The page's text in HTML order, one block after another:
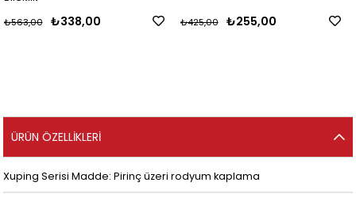
₺338,00
₺563,00 ₺255,00
₺425,00
ÜRÜN ÖZELLIKLERI
Xuping Serisi Madde: Pirinç üzeri rodyum kaplama